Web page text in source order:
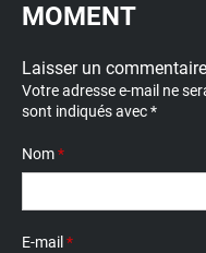
MOMENT
Laisser un commentaire
Votre adresse e-mail ne
sont indiqués avec*
Nom*
E-mail *